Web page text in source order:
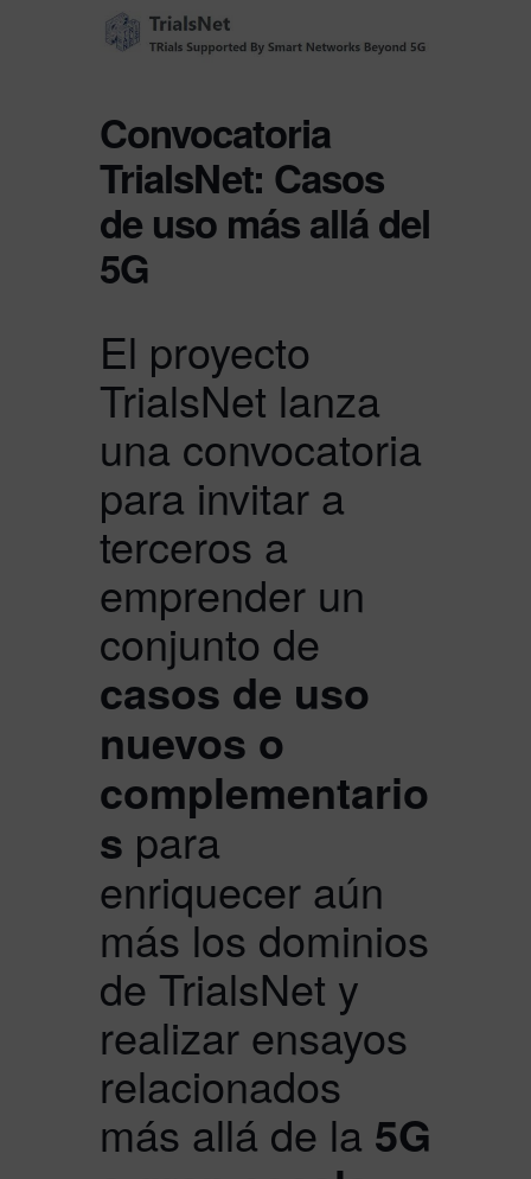
Convocatoria
TrialsNet: Casos
de uso más allá del
5G
El proyecto
TrialsNet lanza
una convocatoria
para invitar a
terceros a
emprender un
conjunto de
casos de uso
nuevos o
complementario
s para
enriquecer aún
más los dominios
de TrialsNet y
realizar ensayos
relacionados
más allá de la 5G